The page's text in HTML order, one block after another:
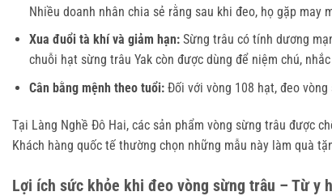
Nhiều doanh nhân chia sẻ rằng sau khi đeo, họ gặp may
Xua đuổi tà khí và giảm hạn:Sừng trâu có tính dương
chuỗi hạt sừng trâu Yak còn được dùng để niệm chú,
Cân bằng mệnh theo tuổi:Đối với vòng 108 hạt, đeo
Tại Làng Nghề Đô Hai, các sản phẩm vòng sừng trâu được
Khách hàng quốc tế thường chọn những mẫu này làm quà
Lợi ích sức khỏe khi đeo vòng sừng trâu – Từ y